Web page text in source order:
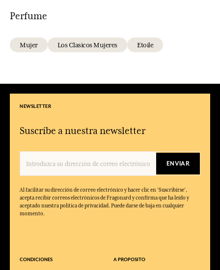
Perfume
Mujer Los Clasicos Mujeres Etoile
NEWSLETTER
Suscríbe a nuestra newsletter
ENVIAR
Al facilitar su dirección de correo electrónico y hacer clic en 'Suscribirse',
acepta recibir correos electrónicos de Fragonard y confirma que ha leído y
aceptado nuestra política de privacidad. Puede darse de baja en cualquier
momento.
CONDICIONES A PROPOSITO